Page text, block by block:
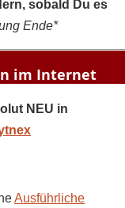
sobald Du es
Ende*
im Internet
NEU in
Ausführliche